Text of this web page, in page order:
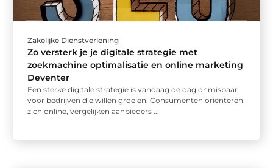
Zakelijke Dienstverlening
Zo versterk je je digitale strategie met
zoekmachine optimalisatie en online marketing
Deventer
Een sterke digitale strategie is vandaag de dag onmisbaar
voor bedrijven die willen groeien. Consumenten oriënteren
zich online, vergelijken aanbieders ...